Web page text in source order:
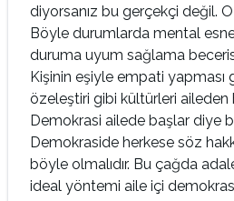
diyorsanız bu gerçekçi değil.
Böyle durumlarda mental
duruma uyum sağlama
Kişinin eşiyle empati yapması
özeleştiri gibi kültürleri aileden
Demokrasi ailede başlar diye
Demokraside herkese söz
böyle olmalıdır. Bu çağda
ideal yöntemi aile içi